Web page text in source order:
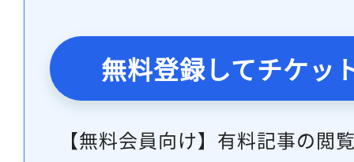
無料登録してチケッ
【無料会員向け】有料記事の閲